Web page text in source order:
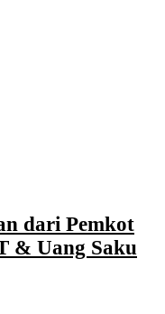
dari Pemkot
& Uang Saku